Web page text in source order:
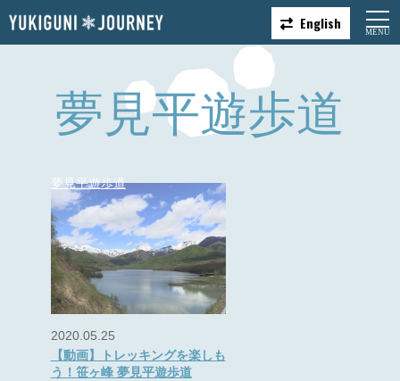
English
夢見平遊歩道
夢見平遊歩道
2020.05.25
【動画】トレッキングを楽しも
う！笹ヶ峰 夢見平遊歩道